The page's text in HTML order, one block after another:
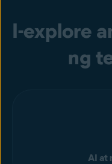
I-explore
ng
AI at